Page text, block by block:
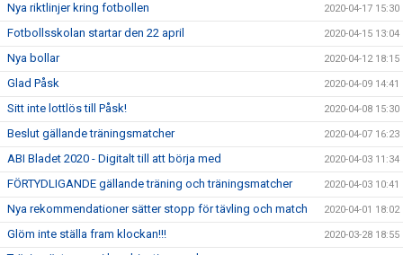
Nya riktlinjer kring fotbollen 2020-04-17 15:30
Fotbollsskolan startar den 22 april 2020-04-15 13:04
Nya bollar 2020-04-12 18:15
Glad Påsk 2020-04-09 14:41
Sitt inte lottlös till Påsk! 2020-04-08 15:30
Beslut gällande träningsmatcher 2020-04-07 16:23
ABI Bladet 2020 - Digitalt till att börja med 2020-04-03 11:34
FÖRTYDLIGANDE gällande träning och träningsmatcher 2020-04-03 10:41
Nya rekommendationer sätter stopp för tävling och match 2020-04-01 18:02
Glöm inte ställa fram klockan!!! 2020-03-28 18:55